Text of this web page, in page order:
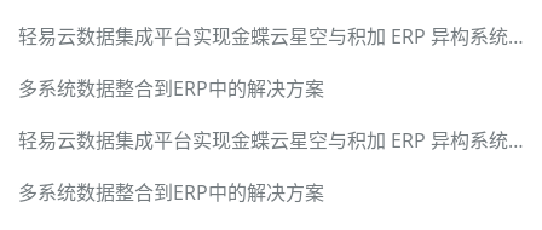
轻易云数据集成平台实现金蝶云星空与积加 ERP 异构系统无缝对接
多系统数据整合到ERP中的解决方案
轻易云数据集成平台实现金蝶云星空与积加 ERP 异构系统无缝对接
多系统数据整合到ERP中的解决方案